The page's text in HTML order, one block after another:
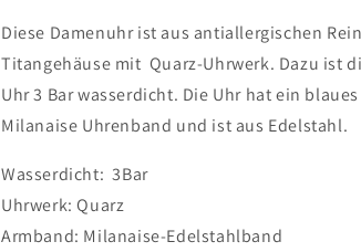
Diese Damenuhr ist aus antiallergischen
Titangehäuse mit Quarz-Uhrwerk. Dazu ist
Uhr 3 Bar wasserdicht. Die Uhr hat ein blaues
Milanaise Uhrenband und ist aus Edelstahl.
Wasserdicht: 3Bar
Uhrwerk: Quarz
Armband: Milanaise-Edelstahlband